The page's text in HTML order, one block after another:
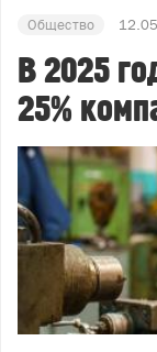
Общество
В 2025
25%